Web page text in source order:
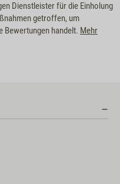
Dienstleister für die Einholung
getroffen, um
Bewertungen handelt. Mehr